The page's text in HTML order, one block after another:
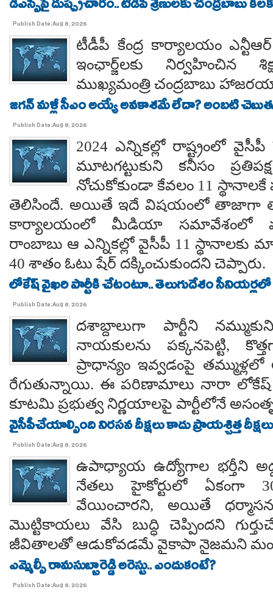
డీఎస్సీపై దుష్ప్రచారం.. టీడీపీ శ్రేణులకు చంద్రబాబు
Publish Date:Aug 8, 2026
టీడీపీ కేంద్ర కార్యాలయం
ఇంఛార్జ్‌లకు నిర్వహించిన
ముఖ్యమంత్రి చంద్రబాబు
జగన్ మళ్లీ సీఎం అయ్యే అవకాశమే లేదా? అంబటి
Publish Date:Aug 8, 2026
2024 ఎన్నికల్లో రాష్ట్రంలో
మూటగట్టుకుని కనీసం
నోచుకోకుండా కేవలం 11
తెలిసిందే. అయితే ఇదే విషయంలో తాజాగా
కార్యాలయంలో మీడియా సమావేశంలో
రాంబాబు ఆ ఎన్నికల్లో వైసీపీ 11
40 శాతం ఓటు షేర్ దక్కించుకుందని చెప్పారు.
లోకేష్ వైఖరి పార్టీకి చేటంటూ.. తెలుగుదేశం సీనియర్లలో
Publish Date:Aug 8, 2026
దశాబ్దాలుగా పార్టీని
నాయకులను పక్కనపెట్టి,
ప్రాధాన్యం ఇవ్వడంపై తమ్ముళ్లలో
రేగుతున్నాయి. ఈ పరిణామాలు నారా లోకేష్
కూటమి ప్రభుత్వ నిర్ణయాలపై పార్టీలోనే
వైసీపీచేయాల్సింది నిరసన దీక్షలు కాదు ప్రాయశ్చిత్త
Publish Date:Aug 8, 2026
ఉపాధ్యాయ ఉద్యోగాల భర్తీని
నేతలు హైకోర్టులో ఏకంగా
వేయించారని, అయితే
మొట్టికాయలు వేసి బుద్ధి చెప్పిందని
జీవితాలతో ఆడుకోవడమే వైకాపా నైజమని
ఎమ్మెల్సీ రామసుబ్బారెడ్డి అరెస్టు.. ఎందుకంటే?
Publish Date:Aug 8, 2026